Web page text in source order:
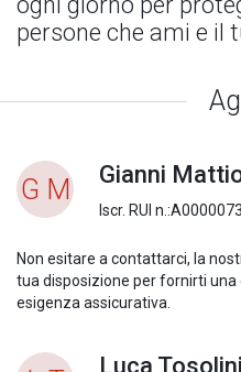
persone che ami e il
G M Gianni
Iscr. RUI
Non esitare a contattarci, la
tua disposizione per fornirti
esigenza assicurativa.
Luca Tosolini